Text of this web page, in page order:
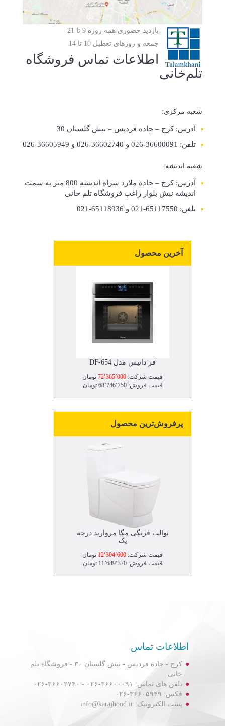
بازدید حضوری همه روزه 9 تا 21
جمعه و روزهای تعطیل 10 تا 14
اطلاعات تماس فروشگاه
تلم‌خانی
شعبه مرکزی:
آدرس: کرج – جاده فردیس – نبش گلستان 30
تلفن: 36600091-026 و 36602740-026 و 36605949-026
شعبه اندیشه:
آدرس: کرج – جاده ملارد سراه اندیشه 800 متر به سمت
اندیشه نبش بلوار راغب فروشگاه تلم خانی
تلفن: 65117550-021 و 65118936-021
آخرین محصول
فر داتیس مدل DF-654
قیمت شرکت:72٬365٬000تومان
قیمت فروش: 68٬746٬750 تومان
پرفروش‌ترین محصول
توالت فرنگی مگا مروارید درجه
یک
قیمت شرکت:12٬304٬600تومان
قیمت فروش: 11٬689٬370 تومان
اطلاعات تماس
کرج - جاده فردیس - نبش گلستان ۳۰ - فروشگاه تلم
خانی
تلفن های تماس: ۳۶۶۰۰۰۹۱-۰۲۶ - ۳۶۶۰۲۷۴۰-۰۲۶
فکس: ۳۶۶۰۵۹۴۹-۰۲۶
پست الکترونیک: info@karajhood.ir